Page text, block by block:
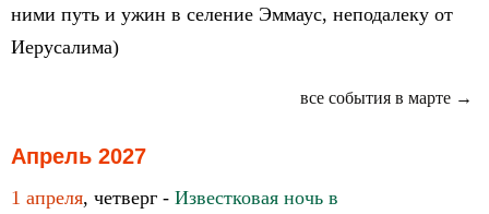
ними путь и ужин в селение Эммаус, неподалеку от
Иерусалима)
все события в марте →
Апрель 2027
1 апреля, четверг - Известковая ночь в